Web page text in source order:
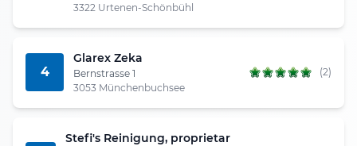
3322 Urtenen-Schönbühl
4
Glarex Zeka
Bernstrasse 1
3053 Münchenbuchsee
(2)
Stefi's Reinigung, proprietar